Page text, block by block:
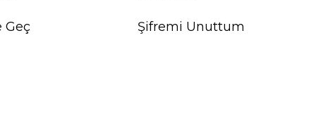
Geç Şifremi Unuttum